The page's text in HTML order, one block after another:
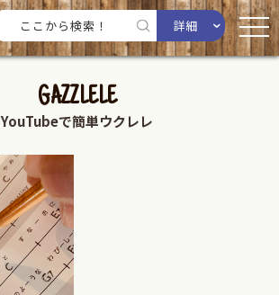
詳細
GAZZLELE
YouTubeで簡単ウクレレ